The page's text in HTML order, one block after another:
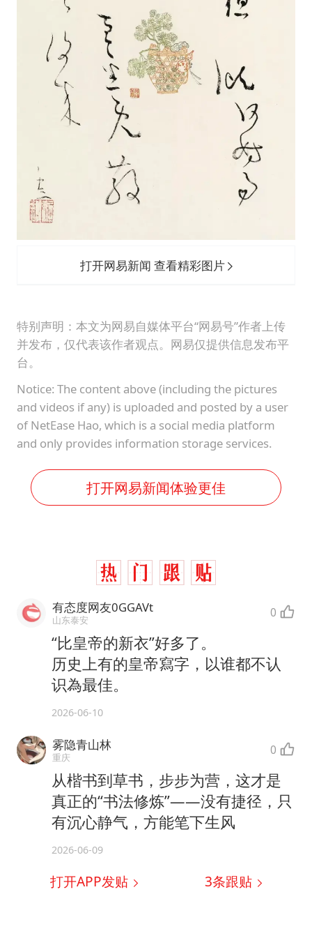
打开网易新闻 查看精彩图片
特别声明：本文为网易自媒体平台“网易号”作者上传
并发布，仅代表该作者观点。网易仅提供信息发布平
台。
Notice: The content above (including the pictures
and videos if any) is uploaded and posted by a user
of NetEase Hao, which is a social media platform
and only provides information storage services.
打开网易新闻体验更佳
有态度网友0GGAVt
山东泰安 0
“比皇帝的新衣”好多了。
历史上有的皇帝寫字，以谁都不认
识為最佳。
2026-06-10
雾隐青山林
重庆 0
从楷书到草书，步步为营，这才是
真正的“书法修炼”——没有捷径，只
有沉心静气，方能笔下生风
2026-06-09
打开APP发贴 3条跟贴